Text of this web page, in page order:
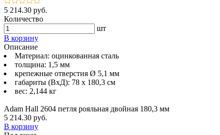
5 214.30 руб.
Количество
шт
В корзину
Описание
Материал: оцинкованная сталь
толщина: 1,5 мм
крепежные отверстия Ø 5,1 мм
габариты (ВхД): 78 x 180,3 см
вес: 2,144 кг
Adam Hall 2604 петля рояльная двойная 180,3 мм
5 214.30 руб.
В корзину